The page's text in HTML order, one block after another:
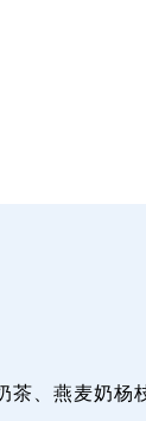
茶、燕麦奶杨